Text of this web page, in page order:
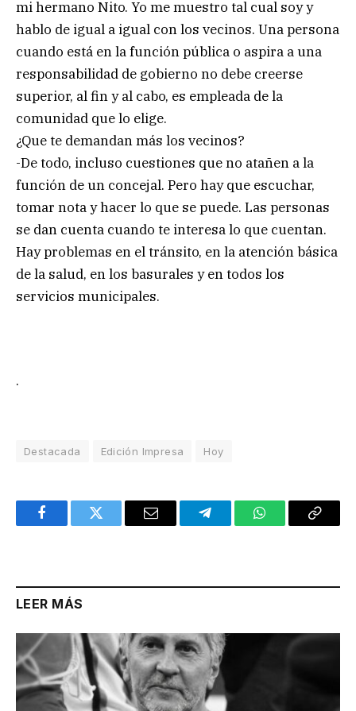
mi hermano Nito. Yo me muestro tal cual soy y
hablo de igual a igual con los vecinos. Una persona
cuando está en la función pública o aspira a una
responsabilidad de gobierno no debe creerse
superior, al fin y al cabo, es empleada de la
comunidad que lo elige.
¿Que te demandan más los vecinos?
-De todo, incluso cuestiones que no atañen a la
función de un concejal. Pero hay que escuchar,
tomar nota y hacer lo que se puede. Las personas
se dan cuenta cuando te interesa lo que cuentan.
Hay problemas en el tránsito, en la atención básica
de la salud, en los basurales y en todos los
servicios municipales.
.
Destacada Edición Impresa Hoy
FacebookTwitter Email TelegramWhatsAppCopy
LEER MÁS